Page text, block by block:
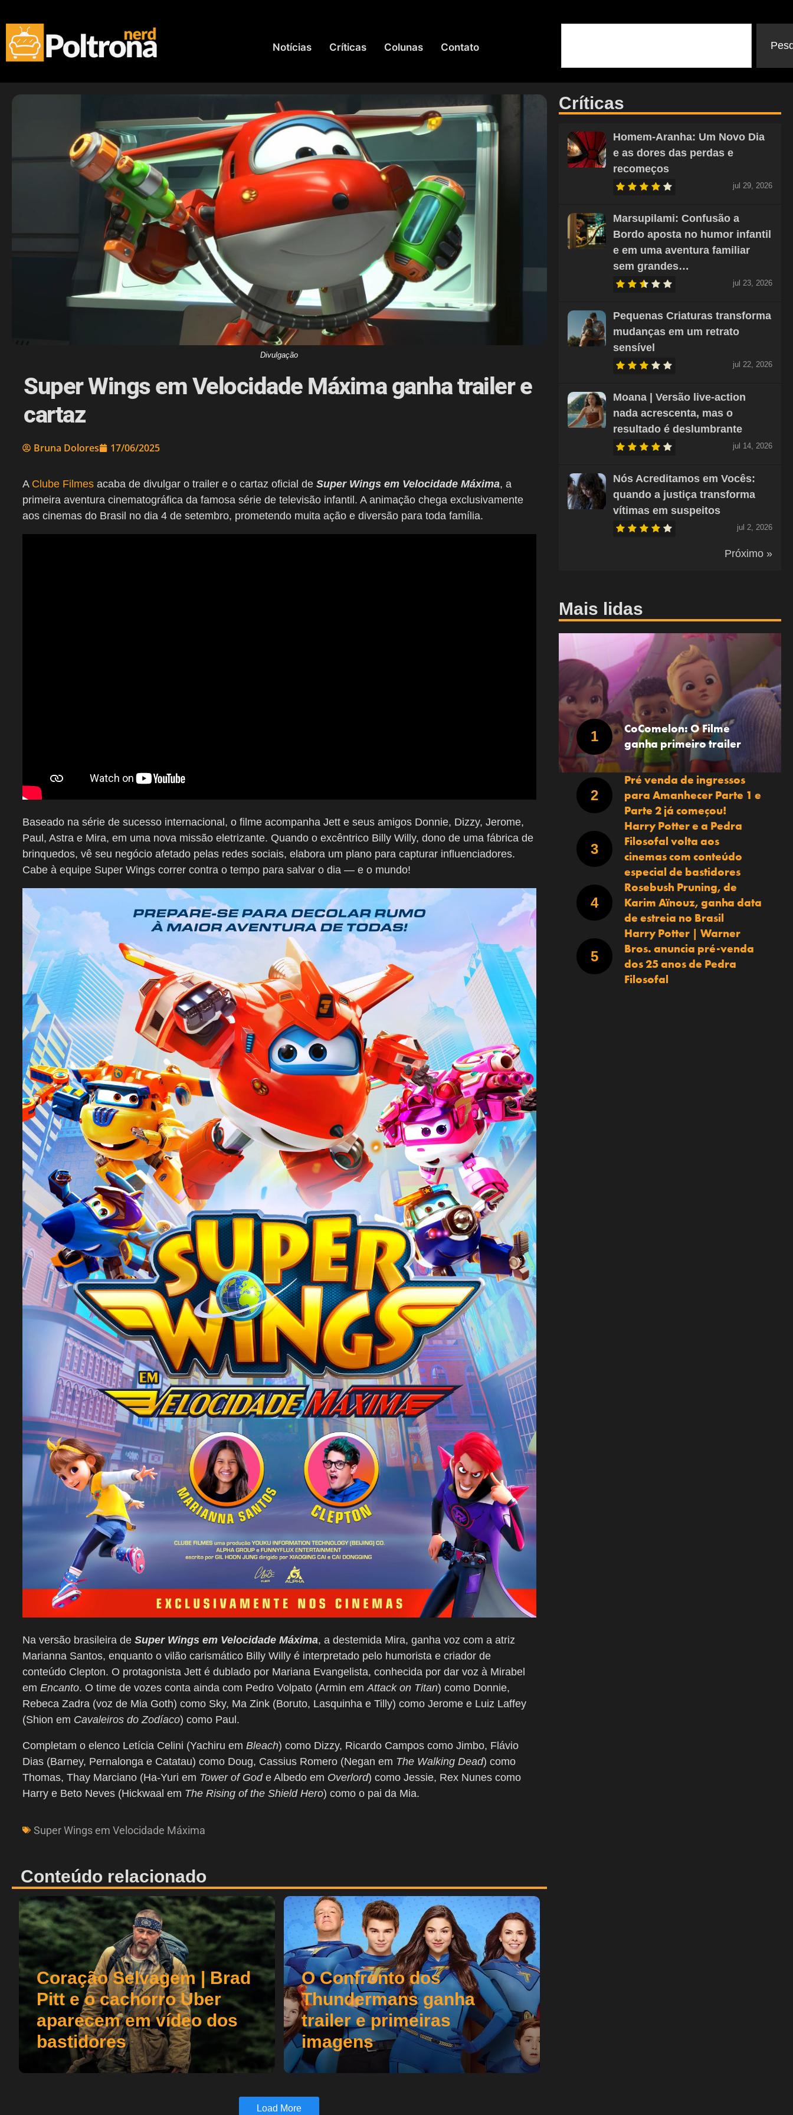
Notícias Críticas Colunas Contato
Divulgação
Super Wings em Velocidade Máxima ganha trailer e
cartaz
Bruna Dolores 17/06/2025
A Clube Filmes acaba de divulgar o trailer e o cartaz oficial de Super Wings em Velocidade Máxima, a
primeira aventura cinematográfica da famosa série de televisão infantil. A animação chega exclusivamente
aos cinemas do Brasil no dia 4 de setembro, prometendo muita ação e diversão para toda família.
Baseado na série de sucesso internacional, o filme acompanha Jett e seus amigos Donnie, Dizzy, Jerome,
Paul, Astra e Mira, em uma nova missão eletrizante. Quando o excêntrico Billy Willy, dono de uma fábrica de
brinquedos, vê seu negócio afetado pelas redes sociais, elabora um plano para capturar influenciadores.
Cabe à equipe Super Wings correr contra o tempo para salvar o dia — e o mundo!
Na versão brasileira de Super Wings em Velocidade Máxima, a destemida Mira, ganha voz com a atriz
Marianna Santos, enquanto o vilão carismático Billy Willy é interpretado pelo humorista e criador de
conteúdo Clepton. O protagonista Jett é dublado por Mariana Evangelista, conhecida por dar voz à Mirabel
em Encanto. O time de vozes conta ainda com Pedro Volpato (Armin em Attack on Titan) como Donnie,
Rebeca Zadra (voz de Mia Goth) como Sky, Ma Zink (Boruto, Lasquinha e Tilly) como Jerome e Luiz Laffey
(Shion em Cavaleiros do Zodíaco) como Paul.
Completam o elenco Letícia Celini (Yachiru em Bleach) como Dizzy, Ricardo Campos como Jimbo, Flávio
Dias (Barney, Pernalonga e Catatau) como Doug, Cassius Romero (Negan em The Walking Dead) como
Thomas, Thay Marciano (Ha-Yuri em Tower of Gode Albedo em Overlord) como Jessie, Rex Nunes como
Harry e Beto Neves (Hickwaal em The Rising of the Shield Hero) como o pai da Mia.
Super Wings em Velocidade Máxima
Conteúdo relacionado
Coração Selvagem | Brad
Pitt e o cachorro Uber
aparecem em vídeo dos
bastidores
O Confronto dos
Thundermans ganha
trailer e primeiras
imagens
Load More
Críticas
Homem-Aranha: Um Novo Dia
e as dores das perdas e
recomeços
jul 29, 2026
Marsupilami: Confusão a
Bordo aposta no humor infantil
e em uma aventura familiar
sem grandes…
jul 23, 2026
Pequenas Criaturas transforma
mudanças em um retrato
sensível
jul 22, 2026
Moana | Versão live-action
nada acrescenta, mas o
resultado é deslumbrante
jul 14, 2026
Nós Acreditamos em Vocês:
quando a justiça transforma
vítimas em suspeitos
jul 2, 2026
Próximo »
Mais lidas
CoComelon: O Filme
ganha primeiro trailer
Pré venda de ingressos
para Amanhecer Parte 1 e
Parte 2 já começou!
Harry Potter e a Pedra
Filosofal volta aos
cinemas com conteúdo
especial de bastidores
Rosebush Pruning, de
Karim Aïnouz, ganha data
de estreia no Brasil
Harry Potter | Warner
Bros. anuncia pré-venda
dos 25 anos de Pedra
Filosofal